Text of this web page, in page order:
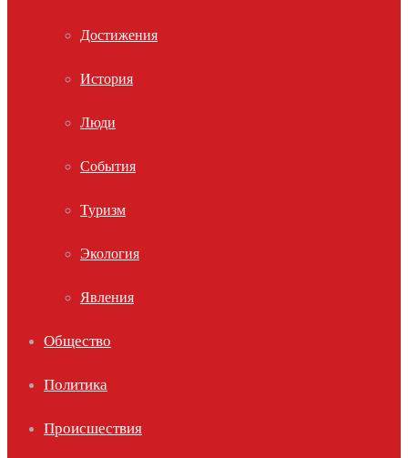
Достижения
История
Люди
События
Туризм
Экология
Явления
Общество
Политика
Происшествия